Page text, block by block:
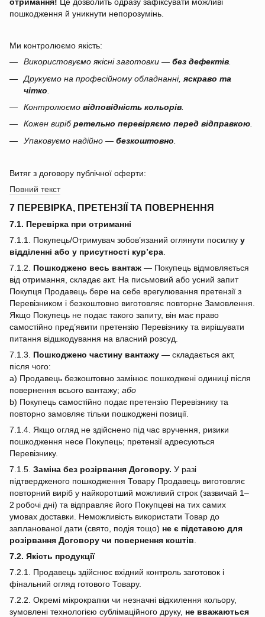
пошкодження й уникнути непорозумінь.
Ми контролюємо якість:
Використовуємо якісні заготовки — без дефектів
Друкуємо на професійному обладнанні, яскраво та
чітко
Контролюємо відповідність кольорів
Кожен вирібретельно перевіряємо перед відправкою.
Упаковуємо надійно — безкоштовно
Витяг з договору публічної оферти:
Повний текст
7 ПЕРЕВІРКА, ПРЕТЕНЗІЇ ТА ПОВЕРНЕННЯ
7.1. Перевірка при отриманні
7.1.1. Покупець/Отримувач зобов’язаний оглянути посилку у
відділенні або у присутності кур’єра
7.1.2. Пошкоджено весь вантаж — Покупець відмовляється
від отримання, складає акт. На письмовий або усний запит
Покупця Продавець бере на себе врегулювання претензії з
Перевізником і безкоштовно виготовляє повторне Замовлення.
Якщо Покупець не подає такого запиту, він має право
самостійно пред’явити претензію Перевізнику та вирішувати
питання відшкодування на власний розсуд.
7.1.3. Пошкоджено частину вантажу — складається акт,
після чого:
a) Продавець безкоштовно замінює пошкоджені одиниці після
повернення всього вантажу; або
b) Покупець самостійно подає претензію Перевізнику та
повторно замовляє тільки пошкоджені позиції.
7.1.4. Якщо огляд не здійснено під час вручення, ризики
пошкодження несе Покупець; претензії адресуються
Перевізнику.
7.1.5. Заміна без розірвання Договору. У разі
підтвердженого пошкодження Товару Продавець виготовляє
повторний виріб у найкоротший можливий строк (зазвичай 1–
2 робочі дні) та відправляє його Покупцеві на тих самих
умовах доставки. Неможливість використати Товар до
запланованої дати (свято, подія тощо) не є підставою для
розірвання Договору чи повернення коштів
7.2. Якість продукції
7.2.1. Продавець здійснює вхідний контроль заготовок і
фінальний огляд готового Товару.
7.2.2. Окремі мікрокрапки чи незначні відхилення кольору,
зумовлені технологією сублімаційного друку, не вважаються